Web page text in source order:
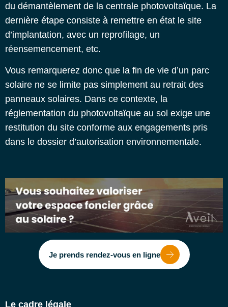
du démantèlement de la centrale photovoltaïque. La
dernière étape consiste à remettre en état le site
d’implantation, avec un reprofilage, un
réensemencement, etc.
Vous remarquerez donc que la fin de vie d’un parc
solaire ne se limite pas simplement au retrait des
panneaux solaires. Dans ce contexte, la
réglementation du photovoltaïque au sol exige une
restitution du site conforme aux engagements pris
dans le dossier d’autorisation environnementale.
Je prends rendez-vous en ligne
Le cadre légale